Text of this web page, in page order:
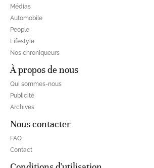
Médias
Automobile
People
Lifestyle
Nos chroniqueurs
À propos de nous
Qui sommes-nous
Publicité
Archives
Nous contacter
FAQ
Contact